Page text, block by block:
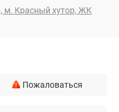
м. Красный хутор, ЖК
Пожаловаться